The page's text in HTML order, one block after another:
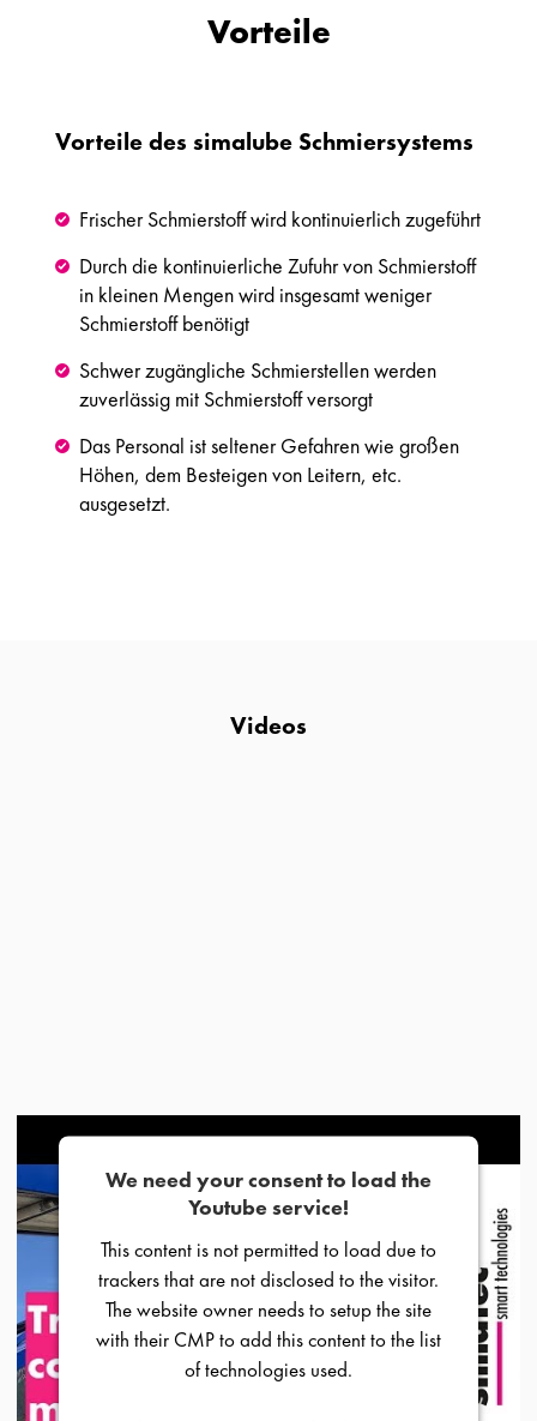
Vorteile
Vorteile des simalube Schmiersystems
Frischer Schmierstoff wird kontinuierlich zugeführt
Durch die kontinuierliche Zufuhr von Schmierstoff
in kleinen Mengen wird insgesamt weniger
Schmierstoff benötigt
Schwer zugängliche Schmierstellen werden
zuverlässig mit Schmierstoff versorgt
Das Personal ist seltener Gefahren wie großen
Höhen, dem Besteigen von Leitern, etc.
ausgesetzt.
Videos
We need your consent to load the
Youtube service!
This content is not permitted to load due to
trackers that are not disclosed to the visitor.
The website owner needs to setup the site
with their CMP to add this content to the list
of technologies used.